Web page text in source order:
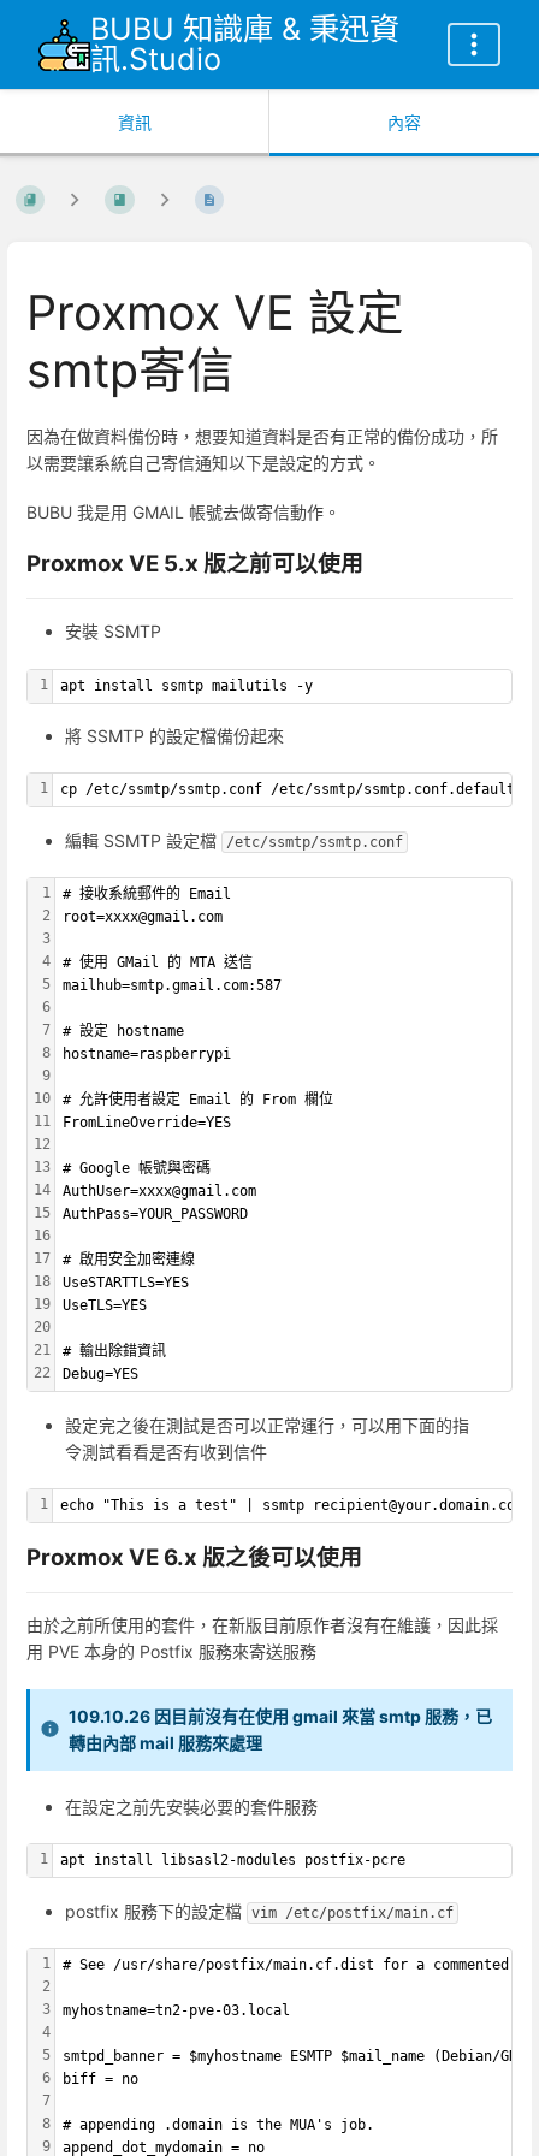
BUBU 知識庫 & 秉迅資
訊.Studio
資訊 內容
Proxmox VE 設定
smtp寄信
因為在做資料備份時，想要知道資料是否有正常的備份成功，所
以需要讓系統自己寄信通知以下是設定的方式。
BUBU 我是用 GMAIL 帳號去做寄信動作。
Proxmox VE 5.x 版之前可以使用
安裝 SSMTP
1 apt install ssmtp mailutils -y
將 SSMTP 的設定檔備份起來
1 cp /etc/ssmtp/ssmtp.conf /etc/ssmtp/ssmtp.conf.default
編輯 SSMTP 設定檔 /etc/ssmtp/ssmtp.conf
1
2
3
4
5
6
7
8
9
10
11
12
13
14
15
16
17
18
19
20
21
22
# 接收系統郵件的 Email
root=xxxx@gmail.com
# 使用 GMail 的 MTA 送信
mailhub=smtp.gmail.com:587
# 設定 hostname
hostname=raspberrypi
# 允許使用者設定 Email 的 From 欄位
FromLineOverride=YES
# Google 帳號與密碼
AuthUser=xxxx@gmail.com
AuthPass=YOUR_PASSWORD
# 啟用安全加密連線
UseSTARTTLS=YES
UseTLS=YES
# 輸出除錯資訊
Debug=YES
設定完之後在測試是否可以正常運行，可以用下面的指
令測試看看是否有收到信件
1 echo "This is a test" | ssmtp recipient@your.domain.com
Proxmox VE 6.x 版之後可以使用
由於之前所使用的套件，在新版目前原作者沒有在維護，因此採
用 PVE 本身的 Postfix 服務來寄送服務
109.10.26 因目前沒有在使用 gmail 來當 smtp 服務，已
轉由內部 mail 服務來處理
在設定之前先安裝必要的套件服務
1 apt install libsasl2-modules postfix-pcre
postfix 服務下的設定檔 vim /etc/postfix/main.cf
1
2
3
4
5
6
7
8
9
# See /usr/share/postfix/main.cf.dist for a commented,
myhostname=tn2-pve-03.local
smtpd_banner = $myhostname ESMTP $mail_name (Debian/GNU)
biff = no
# appending .domain is the MUA's job.
append_dot_mydomain = no